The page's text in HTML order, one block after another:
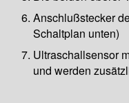
Anschlußstecker
Schaltplan unten)
Ultraschallsensor
und werden